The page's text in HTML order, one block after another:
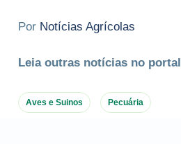
Por Notícias Agrícolas
Leia outras notícias no portal
Aves e Suinos Pecuária